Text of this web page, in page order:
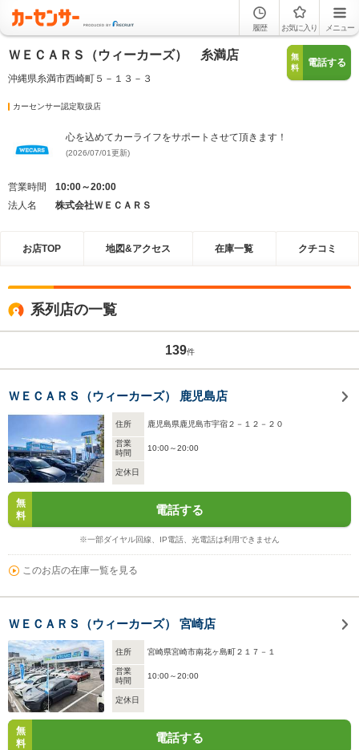
履歴 お気に入り メニュー
ＷＥＣＡＲＳ（ウィーカーズ） 糸満店
沖縄県糸満市西崎町５－１３－３
無
料
電話する
カーセンサー認定取扱店
心を込めてカーライフをサポートさせて頂きます！
(2026/07/01更新)
営業時間
10:00～20:00
法人名
株式会社ＷＥＣＡＲＳ
お店TOP 地図&アクセス 在庫一覧 クチコミ
系列店の一覧
139件
ＷＥＣＡＲＳ（ウィーカーズ） 鹿児島店
住所 鹿児島県鹿児島市宇宿２－１２－２０
営業
時間
10:00～20:00
定休日
無
料
電話する
※一部ダイヤル回線、IP電話、光電話は利用できません
このお店の在庫一覧を見る
ＷＥＣＡＲＳ（ウィーカーズ） 宮崎店
住所 宮崎県宮崎市南花ヶ島町２１７－１
営業
時間
10:00～20:00
定休日
無
料
電話する